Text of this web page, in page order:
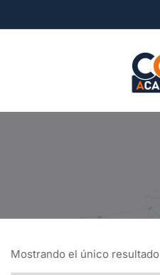
Mostrando el único resultado